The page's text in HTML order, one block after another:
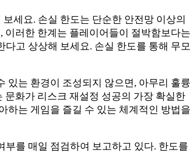
세요. 손실 한도는 단순한 안전망 이상의
이러한 한계는 플레이어들이 절박함보다는
고 상상해 보세요. 손실 한도를 통해 무모
있는 환경이 조성되지 않으면, 아무리 훌륭
화가 리스크 재설정 성공의 가장 확실한
하는 게임을 즐길 수 있는 체계적인 방법을
를 매일 점검하여 보고하고 있다. 한도를